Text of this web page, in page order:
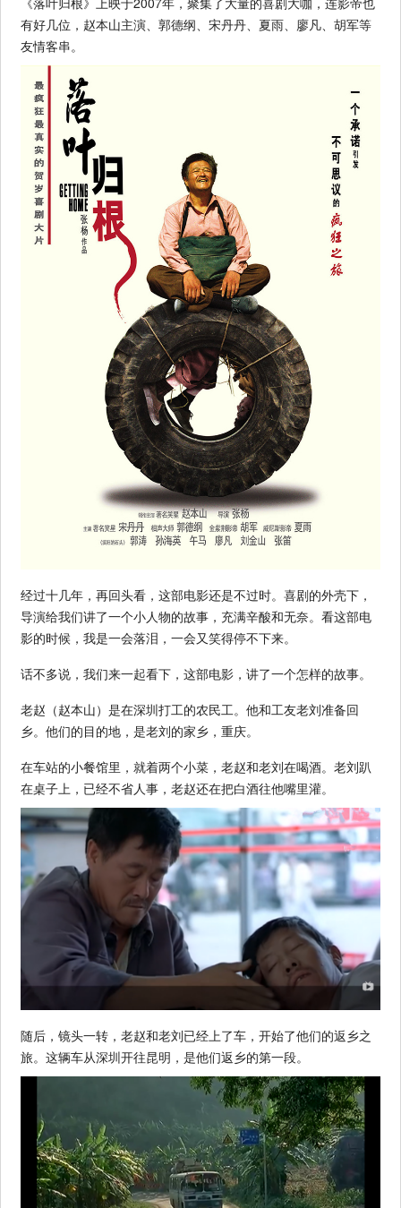
有好几位，赵本山主演、郭德纲、宋丹丹、夏雨、廖凡、胡军等
友情客串。
经过十几年，再回头看，这部电影还是不过时。喜剧的外壳下，
导演给我们讲了一个小人物的故事，充满辛酸和无奈。看这部电
影的时候，我是一会落泪，一会又笑得停不下来。
话不多说，我们来一起看下，这部电影，讲了一个怎样的故事。
老赵（赵本山）是在深圳打工的农民工。他和工友老刘准备回
乡。他们的目的地，是老刘的家乡，重庆。
在车站的小餐馆里，就着两个小菜，老赵和老刘在喝酒。老刘趴
在桌子上，已经不省人事，老赵还在把白酒往他嘴里灌。
随后，镜头一转，老赵和老刘已经上了车，开始了他们的返乡之
旅。这辆车从深圳开往昆明，是他们返乡的第一段。